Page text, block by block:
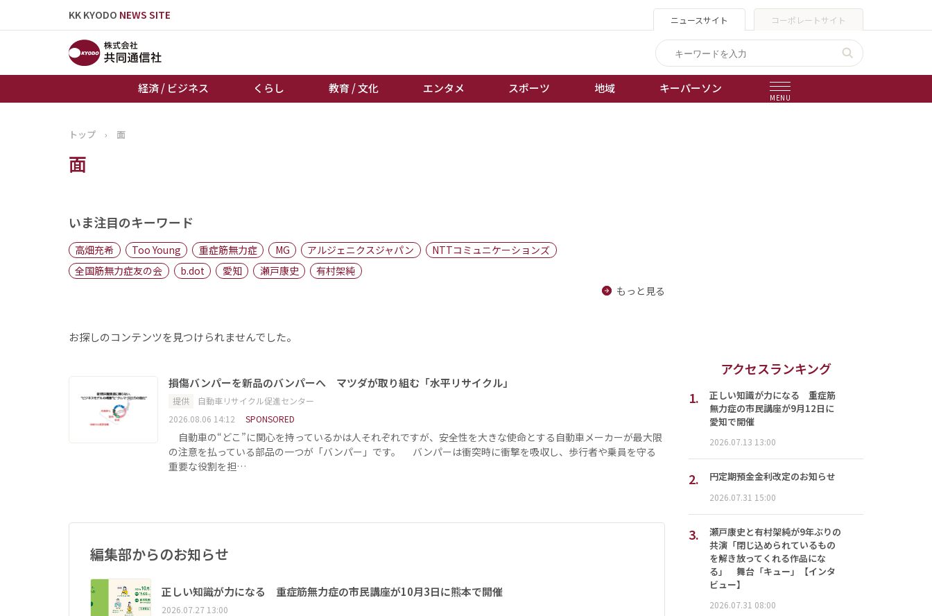
KK KYODO NEWS SITE ニュースサイト コーポレートサイト
経済 / ビジネス くらし 教育 / 文化 エンタメ スポーツ 地域 キーパーソン
MENU
地域
キーパーソン
棋王戦
トップ › 面
面
いま注目のキーワード
高畑充希 Too Young 重症筋無力症 MG アルジェニクスジャパン
NTTコミュニケーションズ
全国筋無力症友の会
b.dot 愛知 瀬戸康史
有村架純
もっと見る
お探しのコンテンツを見つけられませんでした。
損傷バンパーを新品のバンパーへ マツダが取り組む「水平リサイクル」
提供
自動車リサイクル促進センター
2026.08.06 14:12
SPONSORED
自動車の“どこ”に関心を持っているかは人それぞれですが、安全性を大きな使命とする自動車メーカーが最大限
の注意を払っている部品の一つが「バンパー」です。 バンパーは衝突時に衝撃を吸収し、歩行者や乗員を守る
重要な役割を担…
編集部からのお知らせ
正しい知識が力になる 重症筋無力症の市民講座が10月3日に熊本で開催
2026.07.27 13:00
アクセスランキング
1.
正しい知識が力になる 重症筋
無力症の市民講座が9月12日に
愛知で開催
2026.07.13 13:00
2. 円定期預金金利改定のお知らせ
2026.07.31 15:00
3.
瀬戸康史と有村架純が9年ぶりの
共演「閉じ込められているもの
を解き放ってくれる作品にな
る」 舞台「キュー」【インタ
ビュー】
2026.07.31 08:00